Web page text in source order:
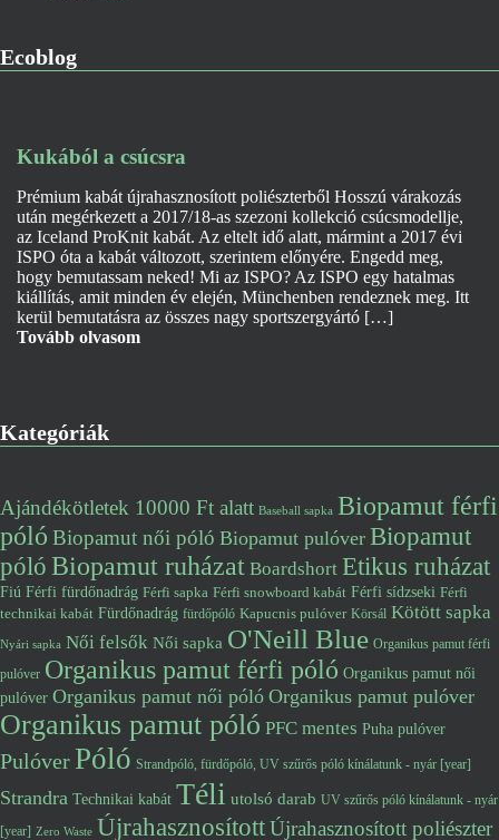
Ecoblog
Kukából a csúcsra
Prémium kabát újrahasznosított poliészterből Hosszú várakozás
után megérkezett a 2017/18-as szezoni kollekció csúcsmodellje,
az Iceland ProKnit kabát. Az eltelt idő alatt, mármint a 2017 évi
ISPO óta a kabát változott, szerintem előnyére. Engedd meg,
hogy bemutassam neked! Mi az ISPO? Az ISPO egy hatalmas
kiállítás, amit minden év elején, Münchenben rendeznek meg. Itt
kerül bemutatásra az összes nagy sportszergyártó […]
Tovább olvasom
Kategóriák
Ajándékötletek 10000 Ft alatt Baseball sapka Biopamut férfi
póló Biopamut női póló Biopamut pulóver Biopamut
pólóBiopamut ruházat Boardshort Etikus ruházat
Fiú Férfi fürdőnadrág Férfi sapka Férfi snowboard kabát Férfi sídzseki Férfi
technikai kabát Fürdőnadrág fürdőpóló Kapucnis pulóver Körsál Kötött sapka
Nyári sapka Női felsők Női sapka O'Neill Blue Organikus pamut férfi
pulóver Organikus pamut férfi póló Organikus pamut női
pulóver Organikus pamut női póló Organikus pamut pulóver
Organikus pamut póló PFC mentes Puha pulóver
PulóverPóló Strandpóló, fürdőpóló, UV szűrős póló kínálatunk - nyár [year]
Strandra Technikai kabát Téli utolsó darab UV szűrős póló kínálatunk - nyár
[year] Zero Waste ÚjrahasznosítottÚjrahasznosított poliészter